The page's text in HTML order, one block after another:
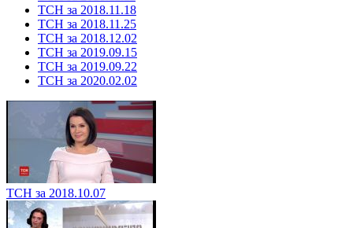
ТСН за 2018.11.18
ТСН за 2018.11.25
ТСН за 2018.12.02
ТСН за 2019.09.15
ТСН за 2019.09.22
ТСН за 2020.02.02
ТСН за 2018.10.07